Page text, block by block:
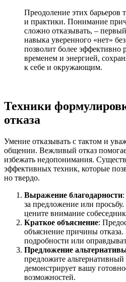
Преодоление этих барьеров
и практики. Понимание
сложно отказывать, –
навыка уверенного «нет»
позволит более эффективно
временем и энергией,
к себе и окружающим.
Техники
отказа
Умение отказывать с тактом и
общении. Вежливый отказ
избежать недопонимания.
эффективных техник, которые
но твердо.
Выражение благодарности
за предложение или
цените внимание
Краткое объяснение:
объяснение причины
подробности или
Предложение
предложите
демонстрирует вашу
возможностей.